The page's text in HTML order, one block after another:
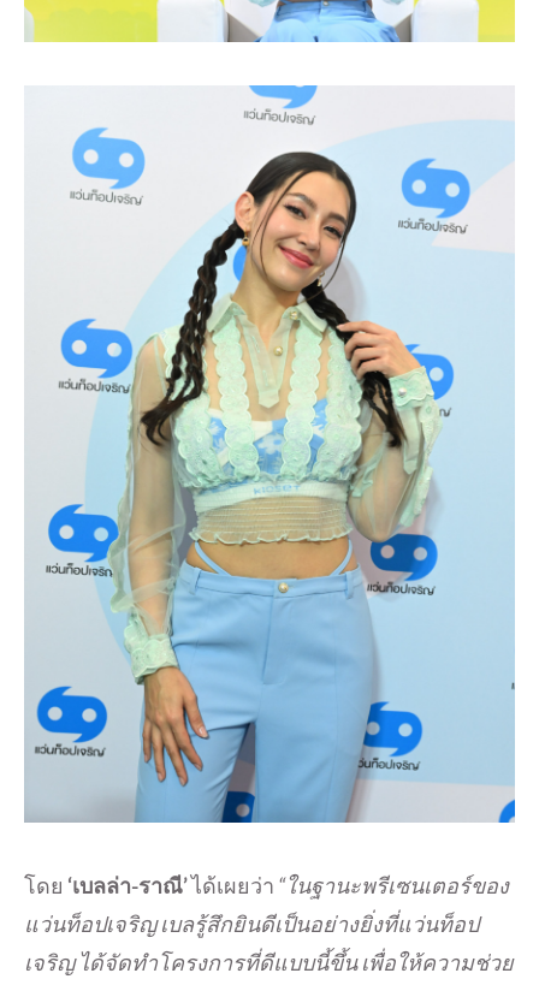
โดย ‘เบลล่า-ราณี’ได้เผยว่า “ในฐานะพรีเซนเตอร์ของ
แว่นท็อปเจริญ เบลรู้สึกยินดีเป็นอย่างยิ่งที่แว่นท็อป
เจริญ ได้จัดทำโครงการที่ดีแบบนี้ขึ้น เพื่อให้ความช่วย